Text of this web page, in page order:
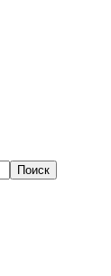
Поиск